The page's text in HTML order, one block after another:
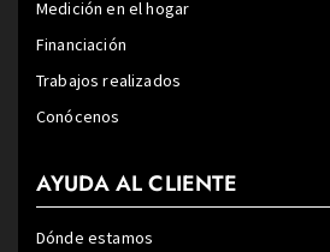
Medición en el hogar
Financiación
Trabajos realizados
Conócenos
AYUDA AL CLIENTE
Dónde estamos